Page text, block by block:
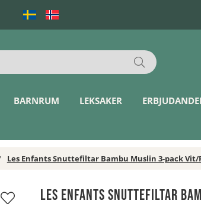
BARNRUM LEKSAKER
Les Enfants Snuttefiltar Bambu Muslin 3-pack Vit/
Les Enfants Snuttefiltar